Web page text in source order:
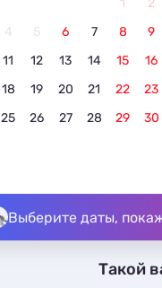
1
2
4 5 6 7 8
9
11 12 13 14 15
16
18 19 20 21 22
23
25 26 27 28 29
30
Выберите даты,
в Дедеркое
коттеджи у
В центре
Такой